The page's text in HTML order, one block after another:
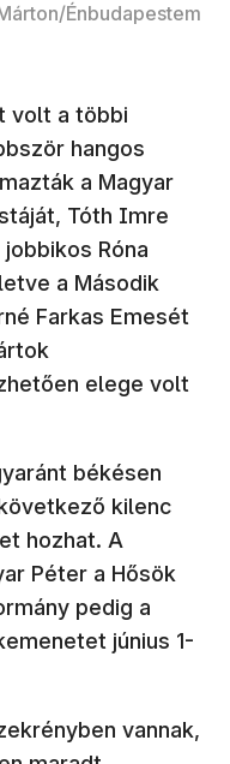
Énbudapestem
volt a többi
hangos
a Magyar
Tóth Imre
Róna
a Második
Farkas Emesét
elege volt
békésen
kilenc
hozhat. A
Péter a Hősök
pedig a
június 1-
vannak,